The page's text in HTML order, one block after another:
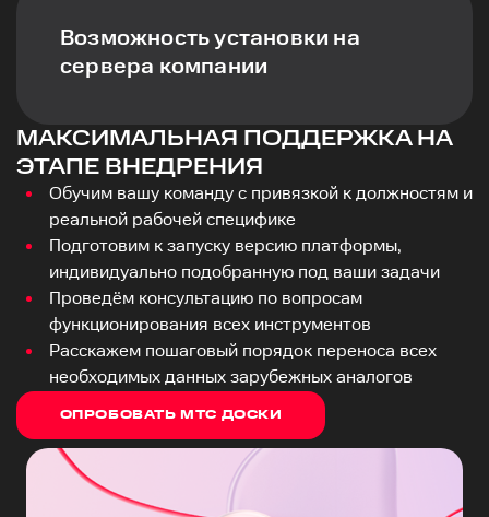
Возможность установки на
сервера компании
МАКСИМАЛЬНАЯ ПОДДЕРЖКА НА
ЭТАПЕ ВНЕДРЕНИЯ
Обучим вашу команду с привязкой к должностям и
реальной рабочей специфике
Подготовим к запуску версию платформы,
индивидуально подобранную под ваши задачи
Проведём консультацию по вопросам
функционирования всех инструментов
Расскажем пошаговый порядок переноса всех
необходимых данных зарубежных аналогов
ОПРОБОВАТЬ МТС ДОСКИ